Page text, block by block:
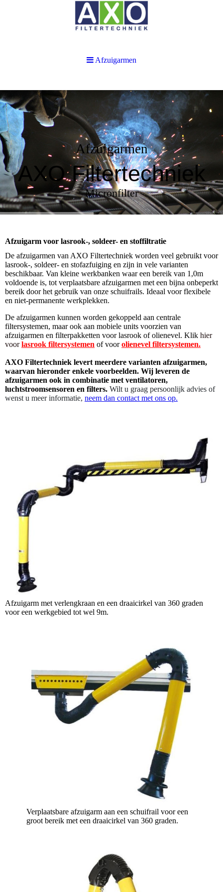
Afzuigarmen
AXO Filtertechniek
Micronfilter
Afzuigarm voor lasrook-, soldeer- en stoffiltratie
De afzuigarmen van AXO Filtertechniek worden veel gebruikt voor
lasrook-, soldeer- en stofazfuiging en zijn in vele varianten
beschikbaar. Van kleine werkbanken waar een bereik van 1,0m
voldoende is, tot verplaatsbare afzuigarmen met een bijna onbeperkt
bereik door het gebruik van onze schuifrails. Ideaal voor flexibele
en niet-permanente werkplekken.
De afzuigarmen kunnen worden gekoppeld aan centrale
filtersystemen, maar ook aan mobiele units voorzien van
afzuigarmen en filterpakketten voor lasrook of olienevel. Klik hier
voorlasrook filtersystemen of voorolienevel filtersystemen.
AXO Filtertechniek levert meerdere varianten afzuigarmen,
waarvan hieronder enkele voorbeelden. Wij leveren de
afzuigarmen ook in combinatie met ventilatoren,
luchtstroomsensoren en filters. Wilt u graag persoonlijk advies of
wenst u meer informatie, neem dan contact met ons op.
Afzuigarm met verlengkraan en een draaicirkel van 360 graden
voor een werkgebied tot wel 9m.
Verplaatsbare afzuigarm aan een schuifrail voor een
groot bereik met een draaicirkel van 360 graden.
Afzuigarmen